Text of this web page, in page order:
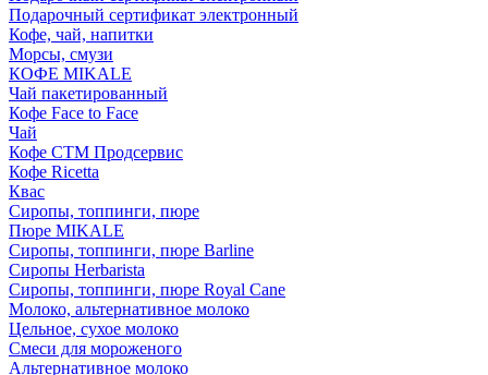
Подарочный сертификат электронный
Кофе, чай, напитки
Морсы, смузи
КОФЕ MIKALE
Чай пакетированный
Кофе Face to Face
Чай
Кофе СТМ Продсервис
Кофе Ricetta
Квас
Сиропы, топпинги, пюре
Пюре MIKALE
Сиропы, топпинги, пюре Barline
Сиропы Herbarista
Сиропы, топпинги, пюре Royal Cane
Молоко, альтернативное молоко
Цельное, сухое молоко
Смеси для мороженого
Альтернативное молоко